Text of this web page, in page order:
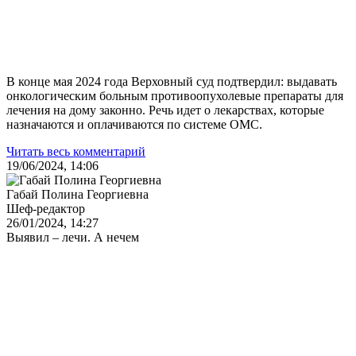
В конце мая 2024 года Верховный суд подтвердил: выдавать
онкологическим больным противоопухолевые препараты для
лечения на дому законно. Речь идет о лекарствах, которые
назначаются и оплачиваются по системе ОМС.
Читать весь комментарий
19/06/2024, 14:06
Габай Полина Георгиевна
Шеф-редактор
26/01/2024, 14:27
Выявил – лечи. А нечем